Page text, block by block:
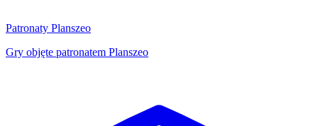
Patronaty Planszeo
Gry objęte patronatem Planszeo